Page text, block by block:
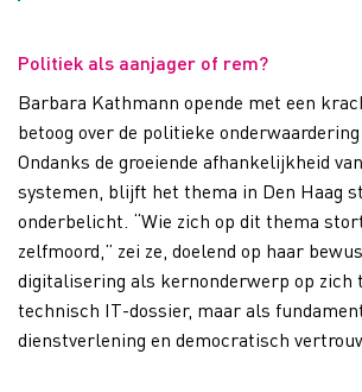
Politiek als aanjager of rem?
Barbara Kathmann opende met een
betoog over de politieke
Ondanks de groeiende afhankelijkheid
systemen, blijft het thema in Den Haag
onderbelicht. “Wie zich op dit thema
zelfmoord,” zei ze, doelend op haar
digitalisering als kernonderwerp op zich
technisch IT-dossier, maar als
dienstverlening en democratisch